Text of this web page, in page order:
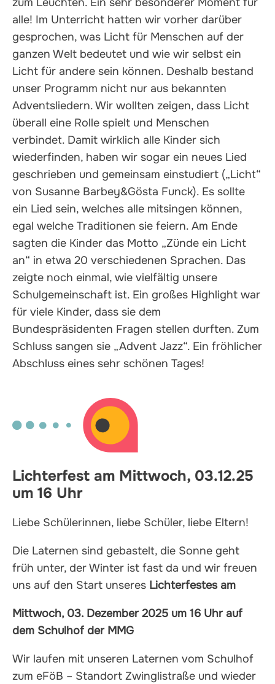
alle! Im Unterricht hatten wir vorher darüber
gesprochen, was Licht für Menschen auf der
ganzen Welt bedeutet und wie wir selbst ein
Licht für andere sein können. Deshalb bestand
unser Programm nicht nur aus bekannten
Adventsliedern. Wir wollten zeigen, dass Licht
überall eine Rolle spielt und Menschen
verbindet. Damit wirklich alle Kinder sich
wiederfinden, haben wir sogar ein neues Lied
geschrieben und gemeinsam einstudiert („Licht“
von Susanne Barbey&Gösta Funck). Es sollte
ein Lied sein, welches alle mitsingen können,
egal welche Traditionen sie feiern. Am Ende
sagten die Kinder das Motto „Zünde ein Licht
an“ in etwa 20 verschiedenen Sprachen. Das
zeigte noch einmal, wie vielfältig unsere
Schulgemeinschaft ist. Ein großes Highlight war
für viele Kinder, dass sie dem
Bundespräsidenten Fragen stellen durften. Zum
Schluss sangen sie „Advent Jazz“. Ein fröhlicher
Abschluss eines sehr schönen Tages!
Lichterfest am Mittwoch, 03.12.25
um 16 Uhr
Liebe Schülerinnen, liebe Schüler, liebe Eltern!
Die Laternen sind gebastelt, die Sonne geht
früh unter, der Winter ist fast da und wir freuen
uns auf den Start unseres Lichterfestes am
Mittwoch, 03. Dezember 2025 um 16 Uhr auf
dem Schulhof der MMG
Wir laufen mit unseren Laternen vom Schulhof
zum eFöB – Standort Zwinglistraße und wieder